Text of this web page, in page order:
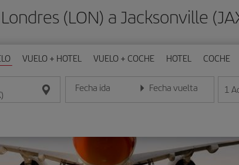
(LON) a Jacksonville
VUELO + HOTEL VUELO + COCHE HOTEL COCHE
Fecha ida
Introduce la fecha en formato día/mes/año
Fecha vuelta
Introduce la fecha en 1